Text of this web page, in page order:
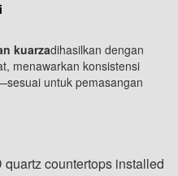
kuarzadihasilkan dengan
menawarkan konsistensi
untuk pemasangan